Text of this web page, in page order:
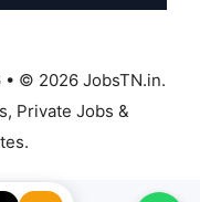
© 2026 JobsTN.in.
Private Jobs &